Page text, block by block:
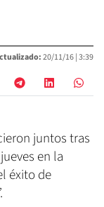
20/11/16 |3:39
juntos tras
en la
éxito de